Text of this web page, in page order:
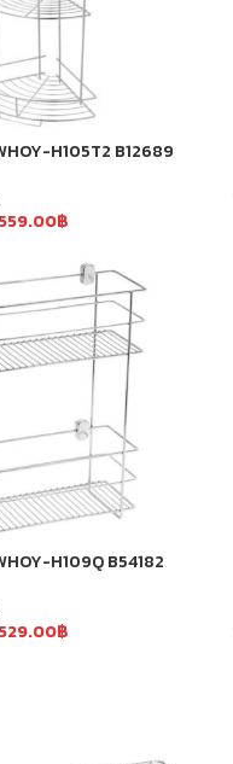
H105T2 B12689
559.00฿
H109Q B54182
529.00฿